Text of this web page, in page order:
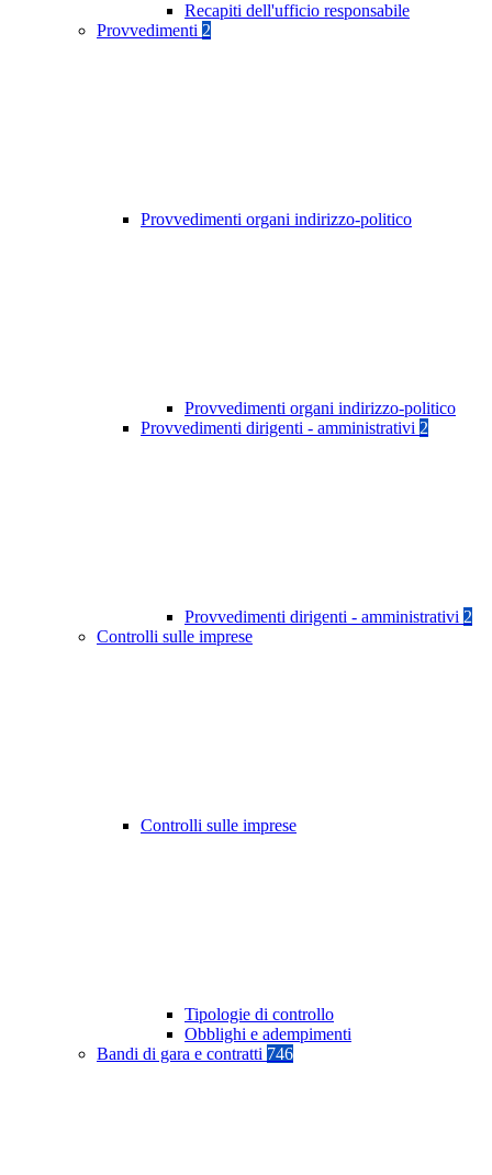
Recapiti dell'ufficio responsabile
Provvedimenti 2
Provvedimenti organi indirizzo-politico
Provvedimenti organi indirizzo-politico
Provvedimenti dirigenti - amministrativi 2
Provvedimenti dirigenti - amministrativi 2
Controlli sulle imprese
Controlli sulle imprese
Tipologie di controllo
Obblighi e adempimenti
Bandi di gara e contratti 746